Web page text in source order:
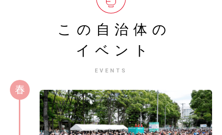
この自治体の
イベント
EVENTS
春